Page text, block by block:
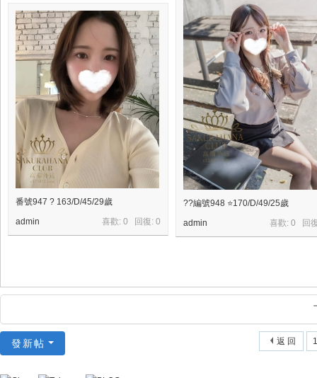
??編號948 ⭐170/D/49/25歲
喜歡: 0 回
admin
番號947 ? 163/D/45/29歲
喜歡: 0 回復: 0
admin
返 回
發新帖